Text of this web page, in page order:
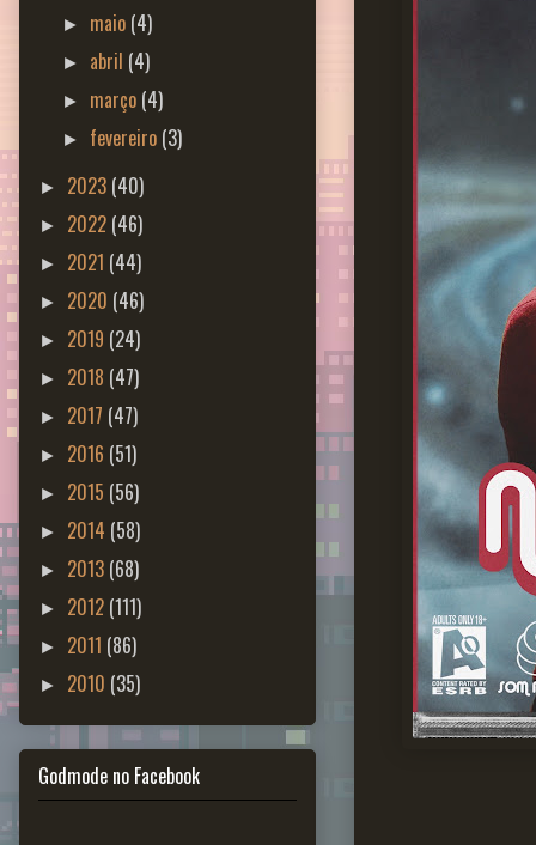
► maio (4)
► abril (4)
► março (4)
► fevereiro (3)
► 2023 (40)
► 2022 (46)
► 2021 (44)
► 2020 (46)
► 2019 (24)
► 2018 (47)
► 2017 (47)
► 2016 (51)
► 2015 (56)
► 2014 (58)
► 2013 (68)
► 2012 (111)
► 2011 (86)
► 2010 (35)
Godmode no Facebook